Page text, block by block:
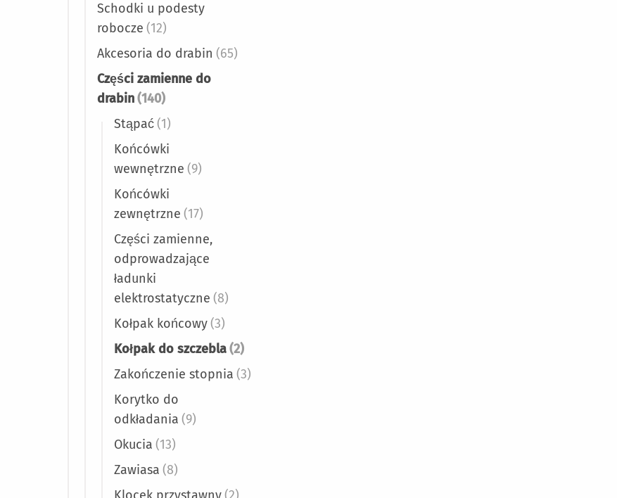
Schodki u podesty
robocze (12)
Akcesoria do drabin (65)
Części zamienne do
drabin(140)
Stąpać(1)
Końcówki
wewnętrzne (9)
Końcówki
zewnętrzne (17)
Części zamienne,
odprowadzające
ładunki
elektrostatyczne (8)
Kołpak końcowy(3)
Kołpak do szczebla(2)
Zakończenie stopnia (3)
Korytko do
odkładania (9)
Okucia (13)
Zawiasa (8)